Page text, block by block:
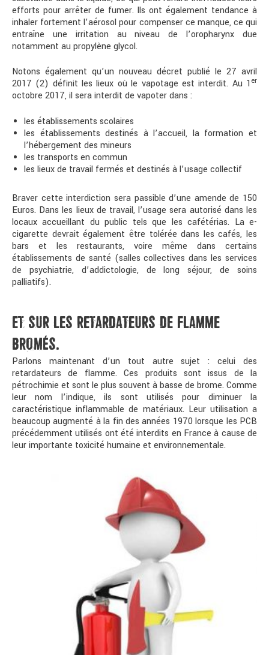
efforts pour arrêter de fumer. Ils ont également tendance à
inhaler fortement l’aérosol pour compenser ce manque, ce qui
entraîne une irritation au niveau de l’oropharynx due
notamment au propylène glycol.
Notons également qu’un nouveau décret publié le 27 avril
2017 (2) définit les lieux où le vapotage est interdit. Au 1 er
octobre 2017, il sera interdit de vapoter dans :
les établissements scolaires
les établissements destinés à l’accueil, la formation et
l’hébergement des mineurs
les transports en commun
les lieux de travail fermés et destinés à l’usage collectif
Braver cette interdiction sera passible d’une amende de 150
Euros. Dans les lieux de travail, l’usage sera autorisé dans les
locaux accueillant du public tels que les cafétérias. La e-
cigarette devrait également être tolérée dans les cafés, les
bars et les restaurants, voire même dans certains
établissements de santé (salles collectives dans les services
de psychiatrie, d’addictologie, de long séjour, de soins
palliatifs).
ET SUR LES RETARDATEURS DE FLAMME
BROMÉS.
Parlons maintenant d’un tout autre sujet : celui des
retardateurs de flamme. Ces produits sont issus de la
pétrochimie et sont le plus souvent à basse de brome. Comme
leur nom l’indique, ils sont utilisés pour diminuer la
caractéristique inflammable de matériaux. Leur utilisation a
beaucoup augmenté à la fin des années 1970 lorsque les PCB
précédemment utilisés ont été interdits en France à cause de
leur importante toxicité humaine et environnementale.